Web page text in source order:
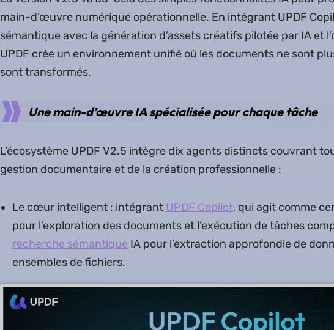
main-d’œuvre numérique opérationnelle. En intégrant UPDF
sémantique avec la génération d’assets créatifs pilotée par IA et
UPDF crée un environnement unifié où les documents ne sont
sont transformés.
Une main-d’œuvre IA spécialisée pour chaque tâche
L’écosystème UPDF V2.5 intègre dix agents distincts couvrant
gestion documentaire et de la création professionnelle :
Le cœur intelligent : intégrant UPDF Copilot, qui agit comme
pour l’exploration des documents et l’exécution de tâches
recherche sémantique IA pour l’extraction approfondie de
ensembles de fichiers.